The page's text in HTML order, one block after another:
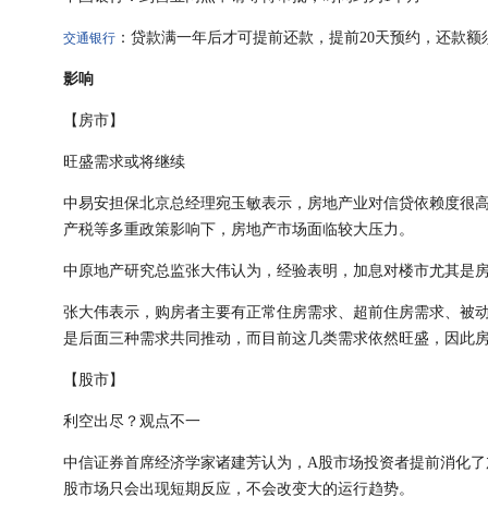
交通银行 ：贷款满一年后才可提前还款，提前20天预约，还款额
影响
【房市】
旺盛需求或将继续
中易安担保北京总经理宛玉敏表示，房地产业对信贷依赖度很
产税等多重政策影响下，房地产市场面临较大压力。
中原地产研究总监张大伟认为，经验表明，加息对楼市尤其是
张大伟表示，购房者主要有正常住房需求、超前住房需求、被
是后面三种需求共同推动，而目前这几类需求依然旺盛，因此
【股市】
利空出尽？观点不一
中信证券首席经济学家诸建芳认为，A股市场投资者提前消化
股市场只会出现短期反应，不会改变大的运行趋势。